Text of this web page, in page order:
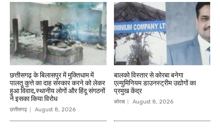
छत्तीसगढ़ के बिलासपुर में मुक्तिधाम में
पालतू कुत्ते का दाह संस्कार करने को लेकर
हुआ विवाद,स्थानीय लोगों और हिंदू संगठनों
ने इसका किया विरोध
छत्तीसगढ़ August 8, 2026
बालको विस्तार से कोरबा बनेगा
एल्युमिनियम डाउनस्ट्रीम उद्योगों का
प्रमुख केंद्र
कोरबा August 8, 2026